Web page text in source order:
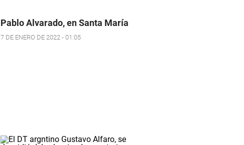
Pablo Alvarado, en Santa María
7 DE ENERO DE 2022 - 01:05